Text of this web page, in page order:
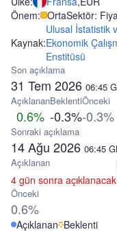
Önem: OrtaSektör:
Kaynak:
Ulusal İstatistik
Ekonomik
Enstitüsü
Son açıklama
31 Tem 2026 06:45
Açıklanan
0.6%
Beklenti
-0.3%
Önceki
-0.3%
Sonraki açıklama
14 Ağu 2026 06:45
Açıklanan
4 gün sonra açıklanacak
Önceki
0.6%
Açıklanan Beklenti